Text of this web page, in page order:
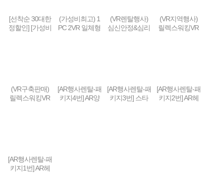
[선착순 30대한
정할인] [가성비
(가성비최고) 1
PC 2VR 일체형
(VR렌탈행사)
심신안정&심리
(VR지역행사)
릴렉스워킹VR
(VR구축판매)
릴렉스워킹VR
[AR행사렌탈-패
키지4번] AR양
[AR행사렌탈-패
키지3번] 스타
[AR행사렌탈-패
키지2번] AR헤
[AR행사렌탈-패
키지1번] AR헤